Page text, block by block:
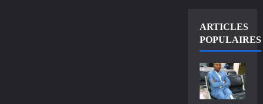
ARTICLES
POPULAIRES